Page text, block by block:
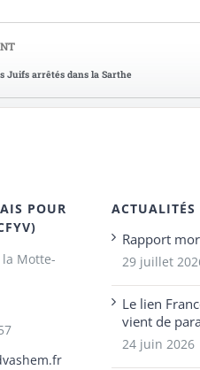
Juifs arrêtés dans la Sarthe
POUR
Motte-
ACTUALITÉS
Rapport
29 juillet
Le lien
vient de
24 juin 2026